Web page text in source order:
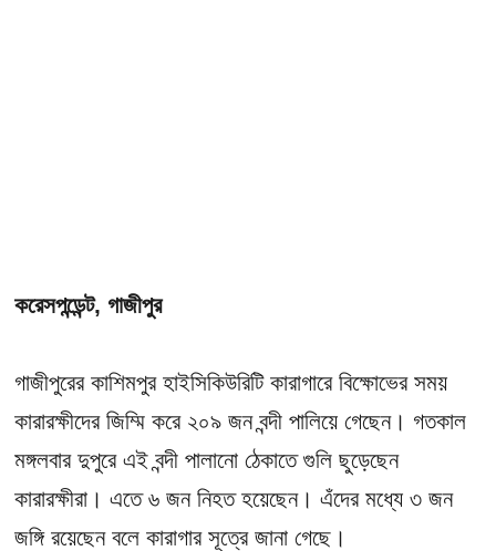
করেসপন্ডেন্ট, গাজীপুর
গাজীপুরের কাশিমপুর হাইসিকিউরিটি কারাগারে বিক্ষোভের সময়
কারারক্ষীদের জিম্মি করে ২০৯ জন বন্দী পালিয়ে গেছেন। গতকাল
মঙ্গলবার দুপুরে এই বন্দী পালানো ঠেকাতে গুলি ছুড়েছেন
কারারক্ষীরা। এতে ৬ জন নিহত হয়েছেন। এঁদের মধ্যে ৩ জন
জঙ্গি রয়েছেন বলে কারাগার সূত্রে জানা গেছে।